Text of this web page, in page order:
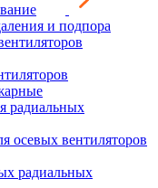
и подпора
радиальных
осевых вентиляторов
радиальных